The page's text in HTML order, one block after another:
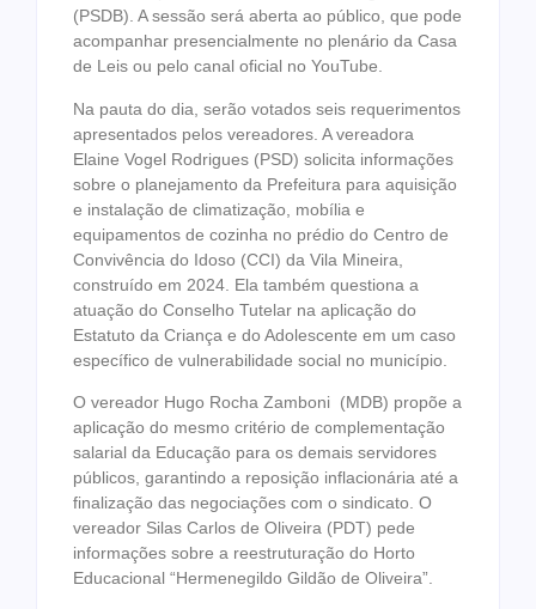
(PSDB). A sessão será aberta ao público, que pode
acompanhar presencialmente no plenário da Casa
de Leis ou pelo canal oficial no YouTube.
Na pauta do dia, serão votados seis requerimentos
apresentados pelos vereadores. A vereadora
Elaine Vogel Rodrigues (PSD) solicita informações
sobre o planejamento da Prefeitura para aquisição
e instalação de climatização, mobília e
equipamentos de cozinha no prédio do Centro de
Convivência do Idoso (CCI) da Vila Mineira,
construído em 2024. Ela também questiona a
atuação do Conselho Tutelar na aplicação do
Estatuto da Criança e do Adolescente em um caso
específico de vulnerabilidade social no município.
O vereador Hugo Rocha Zamboni (MDB) propõe a
aplicação do mesmo critério de complementação
salarial da Educação para os demais servidores
públicos, garantindo a reposição inflacionária até a
finalização das negociações com o sindicato. O
vereador Silas Carlos de Oliveira (PDT) pede
informações sobre a reestruturação do Horto
Educacional “Hermenegildo Gildão de Oliveira”.